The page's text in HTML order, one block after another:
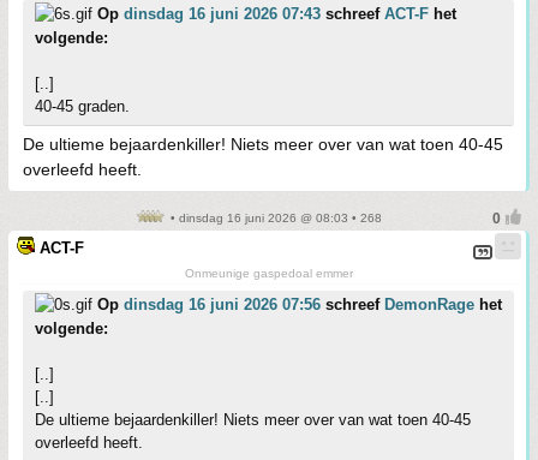
Op dinsdag 16 juni 2026 07:43 schreef ACT-F het
volgende:
[..]
40-45 graden.
De ultieme bejaardenkiller! Niets meer over van wat toen 40-45
overleefd heeft.
• dinsdag 16 juni 2026 @ 08:03 • 268
ACT-F
Onmeunige gaspedoal emmer
Op dinsdag 16 juni 2026 07:56 schreef DemonRage het
volgende:
[..]
[..]
De ultieme bejaardenkiller! Niets meer over van wat toen 40-45
overleefd heeft.